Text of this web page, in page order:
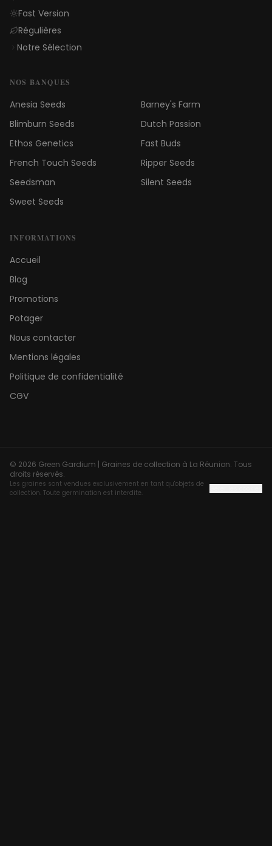
Fast Version
Régulières
Notre Sélection
NOS BANQUES
Anesia Seeds
Barney's Farm
Blimburn Seeds
Dutch Passion
Ethos Genetics
Fast Buds
French Touch Seeds
Ripper Seeds
Seedsman
Silent Seeds
Sweet Seeds
INFORMATIONS
Accueil
Blog
Promotions
Potager
Nous contacter
Mentions légales
Politique de confidentialité
CGV
© 2026 Green Gardium | Graines de collection à La Réunion. Tous
droits réservés.
Les graines sont vendues exclusivement en tant qu'objets de
collection. Toute germination est interdite.